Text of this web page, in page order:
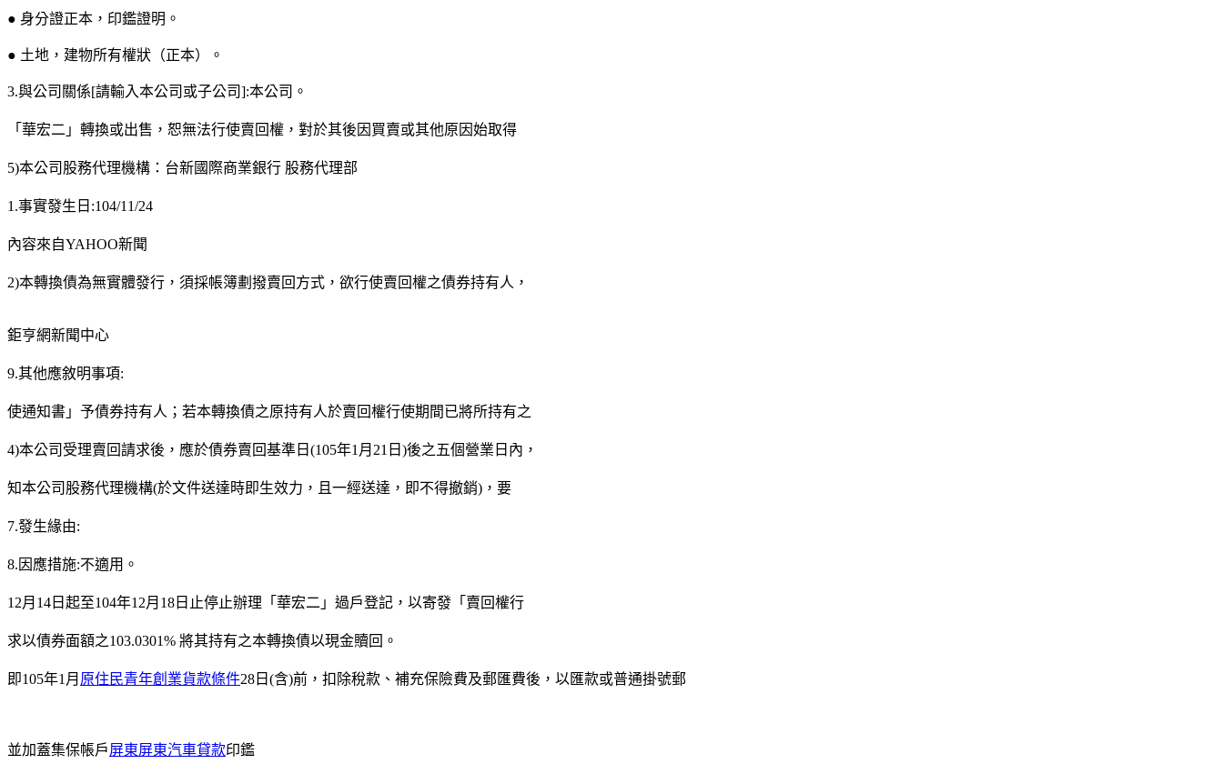
● 身分證正本，印鑑證明。
● 土地，建物所有權狀（正本）。
3.與公司關係[請輸入本公司或子公司]:本公司。
「華宏二」轉換或出售，恕無法行使賣回權，對於其後因買賣或其他原因始取得
5)本公司股務代理機構：台新國際商業銀行 股務代理部
1.事實發生日:104/11/24
內容來自YAHOO新聞
2)本轉換債為無實體發行，須採帳簿劃撥賣回方式，欲行使賣回權之債券持有人，
鉅亨網新聞中心
9.其他應敘明事項:
使通知書」予債券持有人；若本轉換債之原持有人於賣回權行使期間已將所持有之
4)本公司受理賣回請求後，應於債券賣回基準日(105年1月21日)後之五個營業日內，
知本公司股務代理機構(於文件送達時即生效力，且一經送達，即不得撤銷)，要
7.發生緣由:
8.因應措施:不適用。
12月14日起至104年12月18日止停止辦理「華宏二」過戶登記，以寄發「賣回權行
求以債券面額之103.0301% 將其持有之本轉換債以現金贖回。
即105年1月 原住民青年創業貨款條件28日(含)前，扣除稅款、補充保險費及郵匯費後，以匯款或普通掛號郵
並加蓋集保帳戶屏東屏東汽車貸款印鑑